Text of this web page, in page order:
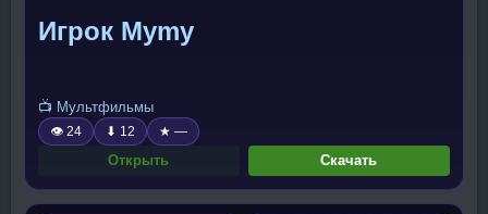
Игрок Mymy
📺 Мультфильмы
👁 24 ⬇ 12 ★ —
Открыть Скачать